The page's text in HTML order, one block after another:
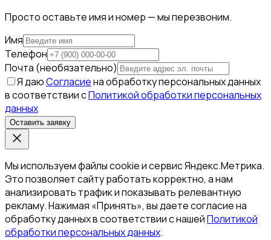
Просто оставьте имя и номер — мы перезвоним.
Имя
Телефон
Почта (необязательно)
Я даюСогласиена обработку персональных данных
в соответствии сПолитикой обработки персональных
данных
Оставить заявку
Мы используем файлы cookie и сервис Яндекс.Метрика.
Это позволяет сайту работать корректно, а нам
анализировать трафик и показывать релевантную
рекламу. Нажимая «Принять», вы даете согласие на
обработку данных в соответствии с нашейПолитикой
обработки персональных данных.